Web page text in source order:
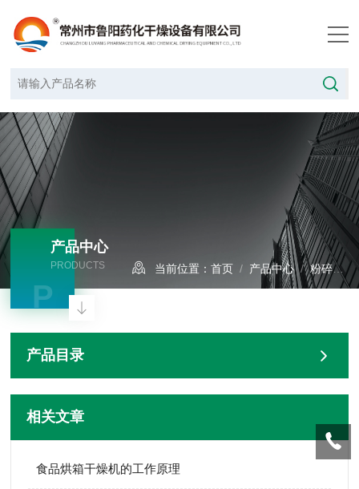
产品中心
PRODUCTS
P
当前位置：首页 / 产品中心/粉碎设备
产品目录
相关文章
食品烘箱干燥机的工作原理